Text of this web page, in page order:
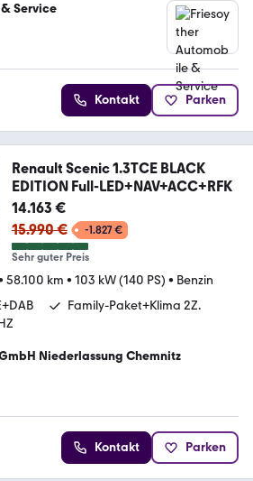
Service
Kontakt Parken
Renault Scenic 1.3TCE BLACK
EDITION Full-LED+NAV+ACC+RFK
14.163 €
15.990 €
-1.827 €
Sehr guter Preis
58.100 km • 103 kW (140 PS) • Benzin
Family-Paket+Klima 2Z.
Niederlassung Chemnitz
Kontakt Parken